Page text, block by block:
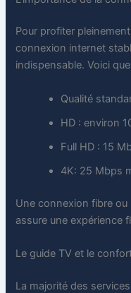
Pour profiter
connexion internet
indispensable. Voici
Qualité
HD : environ
Full HD : 15
4K: 25 Mbps
Une connexion fibre
assure une expérience
Le guide TV et le
La majorité des